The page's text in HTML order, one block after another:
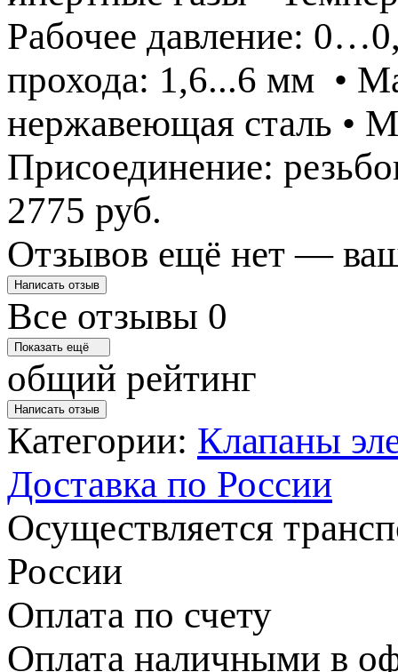
Рабочее давление:
прохода: 1,6...6 мм •
нержавеющая сталь •
Присоединение:
2775 руб.
Отзывов ещё нет —
Написать отзыв
Все отзывы 0
Показать ещё
общий рейтинг
Написать отзыв
Категории: Клапаны
Доставка по России
Осуществляется
России
Оплата по счету
Оплата наличными в